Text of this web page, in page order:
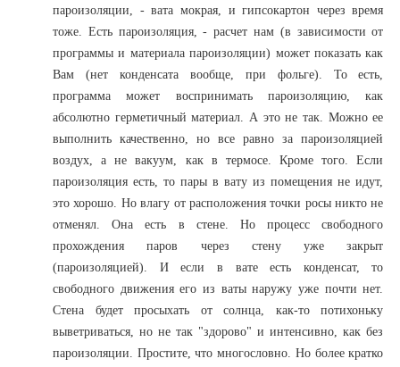
пароизоляции, - вата мокрая, и гипсокартон через время
тоже. Есть пароизоляция, - расчет нам (в зависимости от
программы и материала пароизоляции) может показать как
Вам (нет конденсата вообще, при фольге). То есть,
программа может воспринимать пароизоляцию, как
абсолютно герметичный материал. А это не так. Можно ее
выполнить качественно, но все равно за пароизоляцией
воздух, а не вакуум, как в термосе. Кроме того. Если
пароизоляция есть, то пары в вату из помещения не идут,
это хорошо. Но влагу от расположения точки росы никто не
отменял. Она есть в стене. Но процесс свободного
прохождения паров через стену уже закрыт
(пароизоляцией). И если в вате есть конденсат, то
свободного движения его из ваты наружу уже почти нет.
Стена будет просыхать от солнца, как-то потихоньку
выветриваться, но не так "здорово" и интенсивно, как без
пароизоляции. Простите, что многословно. Но более кратко